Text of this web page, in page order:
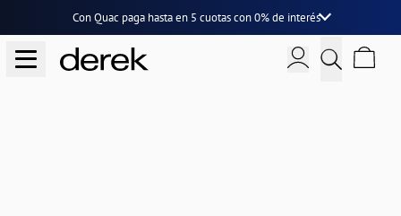
Con Quac paga hasta en 5 cuotascon0% de interés